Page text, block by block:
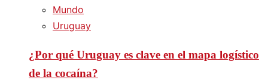
Mundo
Uruguay
¿Por qué Uruguay es clave en el mapa logístico
de la cocaína?